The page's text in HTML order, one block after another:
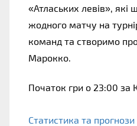
«Атлаських левів», які
жодного матчу на
команд та створимо
Марокко.
Початок гри о 23:00 за
Статистика та